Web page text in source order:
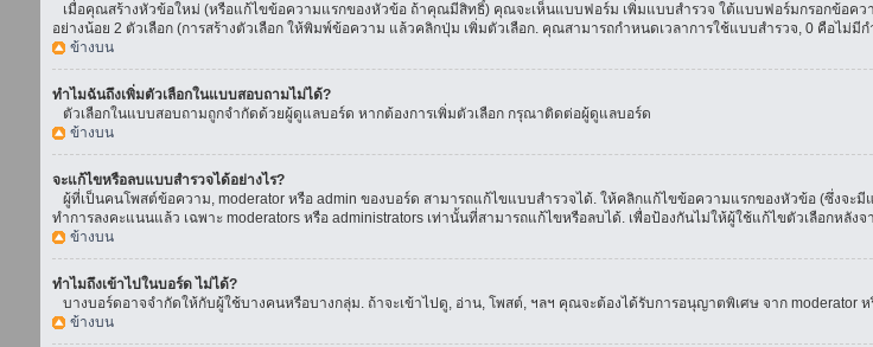
เมื่อคุณสร้างหัวข้อใหม่ (หรือแก้ไขข้อความแรกของหัวข้อ ถ้าคุณมีสิทธิ์) คุณจะเห็นแบบฟอร์ม เพิ่มแบบสำรวจ ใต้แบบฟอร์มกรอกข้อค
อย่างน้อย 2 ตัวเลือก (การสร้างตัวเลือก ให้พิมพ์ข้อความ แล้วคลิกปุ่ม เพิ่มตัวเลือก. คุณสามารถกำหนดเวลาการใช้แบบสำรวจ, 0 คือไม่มี
ข้างบน
ทำไมฉันถึงเพิ่มตัวเลือกในแบบสอบถามไม่ได้?
ตัวเลือกในแบบสอบถามถูกจำกัดด้วยผู้ดูแลบอร์ด หากต้องการเพิ่มตัวเลือก กรุณาติดต่อผู้ดูแลบอร์ด
ข้างบน
จะแก้ไขหรือลบแบบสำรวจได้อย่างไร?
ผู้ที่เป็นคนโพสต์ข้อความ, moderator หรือ admin ของบอร์ด สามารถแก้ไขแบบสำรวจได้. ให้คลิกแก้ไขข้อความแรกของหัวข้อ (ซึ่งจ
ทำการลงคะแนนแล้ว เฉพาะ moderators หรือ administrators เท่านั้นที่สามารถแก้ไขหรือลบได้. เพื่อป้องกันไม่ให้ผู้ใช้แก้ไขตัวเลือกหลัง
ข้างบน
ทำไมถึงเข้าไปในบอร์ด ไม่ได้?
บางบอร์ดอาจจำกัดให้กับผู้ใช้บางคนหรือบางกลุ่ม. ถ้าจะเข้าไปดู, อ่าน, โพสต์, ฯลฯ คุณจะต้องได้รับการอนุญาตพิเศษ จาก moderator
ข้างบน